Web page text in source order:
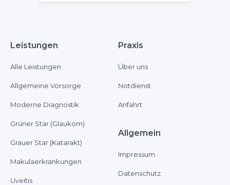
Leistungen
Alle Leistungen
Allgemeine Vorsorge
Moderne Diagnostik
Grüner Star (Glaukom)
Grauer Star (Katarakt)
Makulaerkrankungen
Uveitis
Praxis
Über uns
Notdienst
Anfahrt
Allgemein
Impressum
Datenschutz